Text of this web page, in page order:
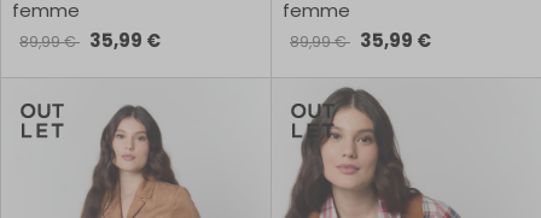
femme
89,99 € 35,99 €
femme
89,99 € 35,99 €